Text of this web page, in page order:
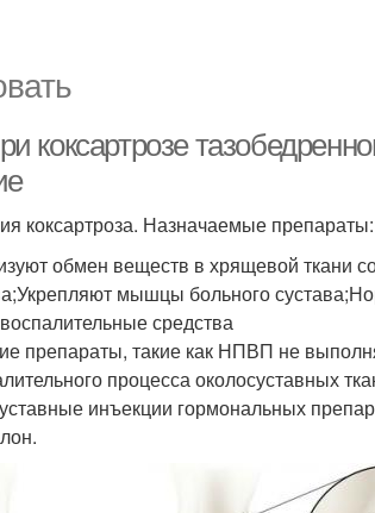
коксартроза. Назначаемые препараты:
обмен веществ в хрящевой ткани
мышцы больного
средства
препараты, такие как НПВП не
процесса околосуставных
инъекции гормональных